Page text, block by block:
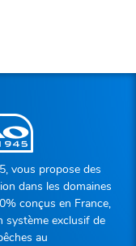
vous propose des
dans les domaines
conçus en France,
système exclusif de
au